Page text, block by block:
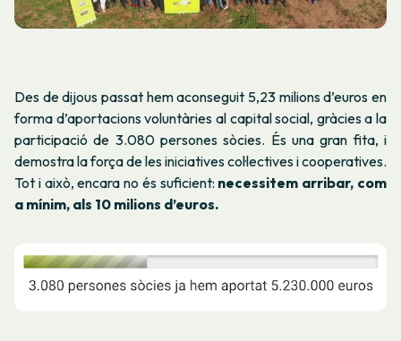
Des de dijous passat hem aconseguit 5,23 milions d’euros en
forma d’aportacions voluntàries al capital social, gràcies a la
participació de 3.080 persones sòcies. És una gran fita, i
demostra la força de les iniciatives col·lectives i cooperatives.
Tot i això, encara no és suficient: necessitem arribar, com
a mínim, als 10 milions d’euros.